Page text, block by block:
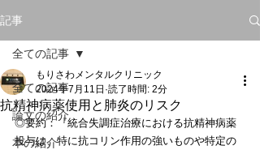
記事
全ての記事
論文の紹介
本の紹介
全ての記事
抗精神病薬使用と肺炎のリスク
もりさわメンタルクリニック
2024年7月11日 読了時間: 2分
◎要約：『統合失調症治療における抗精神病薬
投与は、特に抗コリン作用の強いものや特定の